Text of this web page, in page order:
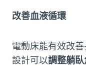
改善血液循環
電動床能有效改
設計可以調整躺